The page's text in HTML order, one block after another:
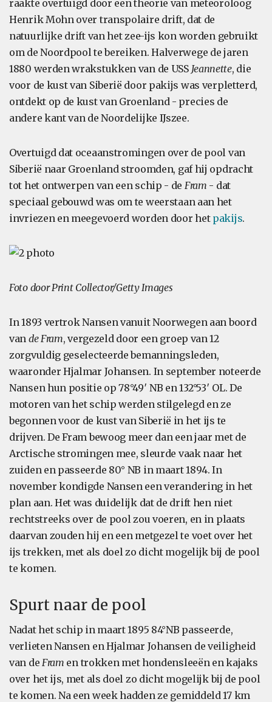
raakte overtuigd door een theorie van meteoroloog
Henrik Mohn over transpolaire drift, dat de
natuurlijke drift van het zee-ijs kon worden gebruikt
om de Noordpool te bereiken. Halverwege de jaren
1880 werden wrakstukken van de USS Jeannette, die
voor de kust van Siberië door pakijs was verpletterd,
ontdekt op de kust van Groenland - precies de
andere kant van de Noordelijke IJszee.
Overtuigd dat oceaanstromingen over de pool van
Siberië naar Groenland stroomden, gaf hij opdracht
tot het ontwerpen van een schip - de Fram - dat
speciaal gebouwd was om te weerstaan aan het
invriezen en meegevoerd worden door het pakijs.
Foto door Print Collector/Getty Images
In 1893 vertrok Nansen vanuit Noorwegen aan boord
van de Fram, vergezeld door een groep van 12
zorgvuldig geselecteerde bemanningsleden,
waaronder Hjalmar Johansen. In september noteerde
Nansen hun positie op 78°49′ NB en 132°53′ OL. De
motoren van het schip werden stilgelegd en ze
begonnen voor de kust van Siberië in het ijs te
drijven. De Fram bewoog meer dan een jaar met de
Arctische stromingen mee, sleurde vaak naar het
zuiden en passeerde 80° NB in maart 1894. In
november kondigde Nansen een verandering in het
plan aan. Het was duidelijk dat de drift hen niet
rechtstreeks over de pool zou voeren, en in plaats
daarvan zouden hij en een metgezel te voet over het
ijs trekken, met als doel zo dicht mogelijk bij de pool
te komen.
Spurt naar de pool
Nadat het schip in maart 1895 84°NB passeerde,
verlieten Nansen en Hjalmar Johansen de veiligheid
van de Fram en trokken met hondensleeën en kajaks
over het ijs, met als doel zo dicht mogelijk bij de pool
te komen. Na een week hadden ze gemiddeld 17 km